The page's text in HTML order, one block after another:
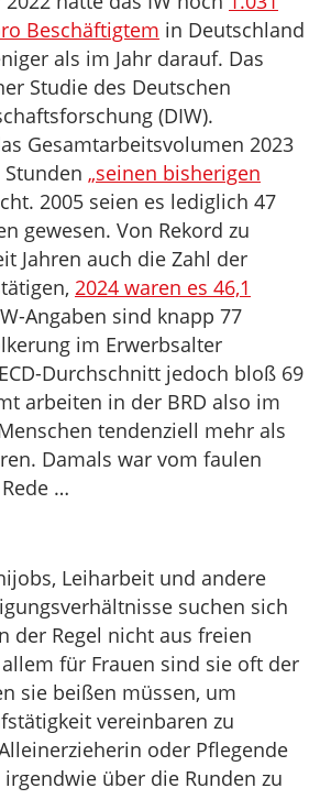
Beschäftigtem in Deutschland
als im Jahr darauf. Das
Studie des Deutschen
(DIW).
Gesamtarbeitsvolumen 2023
„seinen bisherigen
2005 seien es lediglich 47
gewesen. Von Rekord zu
Jahren auch die Zahl der
2024 waren es 46,1
Angaben sind knapp 77
im Erwerbsalter
Durchschnitt jedoch bloß 69
arbeiten in der BRD also im
tendenziell mehr als
Damals war vom faulen
…
Leiharbeit und andere
suchen sich
der Regel nicht aus freien
für Frauen sind sie oft der
sie beißen müssen, um
vereinbaren zu
oder Pflegende
über die Runden zu